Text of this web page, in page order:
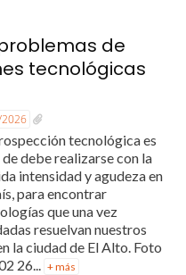
de
tecnológicas
tecnológica es
debe realizarse con la
intensidad y agudeza en
para encontrar
que una vez
resuelvan nuestros
la ciudad de El Alto. Foto
26... + más